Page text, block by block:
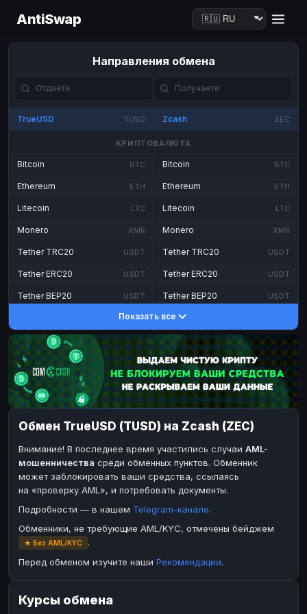
AntiSwap
Направления обмена
TrueUSD TUSD Zcash ZEC
КРИПТОВАЛЮТА
Bitcoin BTC
Ethereum ETH
Litecoin LTC
Monero XMR
Tether TRC20 USDT
Tether ERC20 USDT
Tether BEP20 USDT
DASH
Toncoin TON
Dogecoin DOGE
TRX TRON
Bitcoin Cash BCH
BinanceCoin BEP20
Ether Classic ETC
Ripple XRP
Bitcoin BTC
Ethereum ETH
Litecoin LTC
Monero XMR
Tether TRC20 USDT
Tether ERC20 USDT
Tether BEP20 USDT
DASH
Toncoin TON
Dogecoin DOGE
TRX TRON
Bitcoin Cash BCH
BinanceCoin
Ether Classic
Solana
Ripple
ЭЛЕКТРОННЫЕ ДЕНЬГИ
Paxum
Perfect Money USD
PayPal
Perfect Money
Показать все
Обмен TrueUSD (TUSD) на Zcash (ZEC)
Внимание! В последнее время участились случаи AML-
мошенничества среди обменных пунктов. Обменник
может заблокировать ваши средства, ссылаясь
на «проверку AML», и потребовать документы.
Подробности — в нашем Telegram-канале.
Обменники, не требующие AML/KYC, отмечены бейджем
★ Без AML/KYC
.
Перед обменом изучите наши Рекомендации.
Курсы обмена